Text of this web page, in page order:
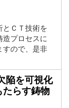
とＣＴ技術を
造プロセスに
すので、是非
陥を可視化
たらす鋳物